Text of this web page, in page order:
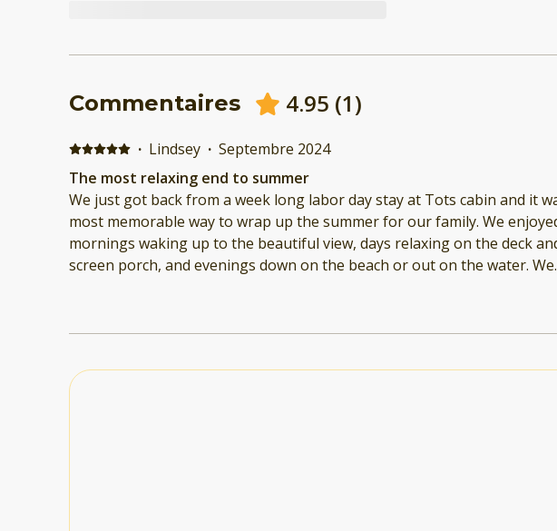
Commentaires 4.95 (1)
· Lindsey · Septembre 2024
The most relaxing end to summer
We just got back from a week long labor day stay at Tots cabin and it
most memorable way to wrap up the summer for our family. We
mornings waking up to the beautiful view, days relaxing on the deck
screen porch, and evenings down on the beach or out on the water. We
boat. The most cozy spot to come back to after nights out on the lake
refreshing to be able to connect with the hosts 1:1 and book directly vs.